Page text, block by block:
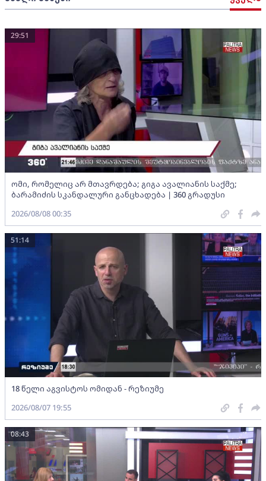
ომი, რომელიც არ მთავრდება; გიგა ავალიანის საქმე;
ბარამიძის სკანდალური განცხადება | 360 გრადუსი
29:51
2026/08/08 00:35
18 წელი აგვისტოს ომიდან - რეზიუმე
51:14
2026/08/07 19:55
08:43